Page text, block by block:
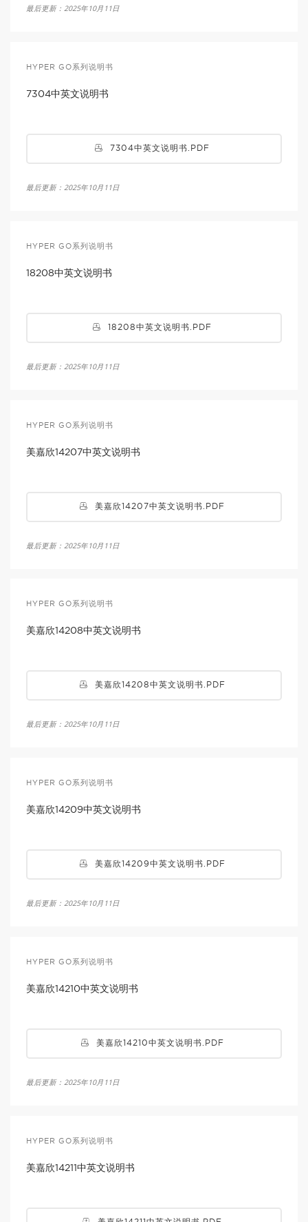
最后更新：2025年10月11日
HYPER GO系列说明书
7304中英文说明书
7304中英文说明书.PDF
最后更新：2025年10月11日
HYPER GO系列说明书
18208中英文说明书
18208中英文说明书.PDF
最后更新：2025年10月11日
HYPER GO系列说明书
美嘉欣14207中英文说明书
美嘉欣14207中英文说明书.PDF
最后更新：2025年10月11日
HYPER GO系列说明书
美嘉欣14208中英文说明书
美嘉欣14208中英文说明书.PDF
最后更新：2025年10月11日
HYPER GO系列说明书
美嘉欣14209中英文说明书
美嘉欣14209中英文说明书.PDF
最后更新：2025年10月11日
HYPER GO系列说明书
美嘉欣14210中英文说明书
美嘉欣14210中英文说明书.PDF
最后更新：2025年10月11日
HYPER GO系列说明书
美嘉欣14211中英文说明书